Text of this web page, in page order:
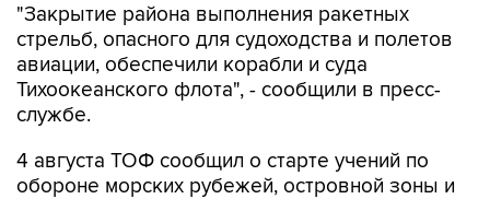
"Закрытие района выполнения ракетных
стрельб, опасного для судоходства и полетов
авиации, обеспечили корабли и суда
Тихоокеанского флота", - сообщили в пресс-
службе.
4 августа ТОФ сообщил о старте учений по
обороне морских рубежей, островной зоны и